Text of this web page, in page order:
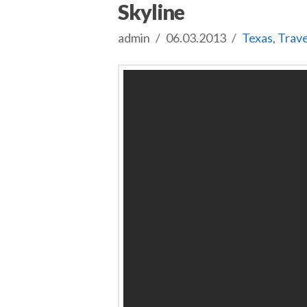
Skyline
admin 06.03.2013 Texas,